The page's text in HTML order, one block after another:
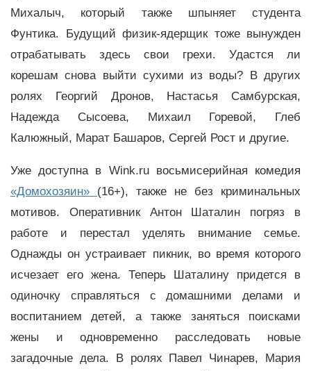
Михалыч, который также шпыняет студента
Фунтика. Будущий физик-ядерщик тоже вынужден
отрабатывать здесь свои грехи. Удастся ли
корешам снова выйти сухими из воды? В других
ролях Георгий Дронов, Настасья Самбурская,
Надежда Сысоева, Михаил Горевой, Глеб
Калюжный, Марат Башаров, Сергей Рост и другие.
Уже доступна в Wink.ru восьмисерийная комедия
«Домохозяин» (16+), также не без криминальных
мотивов. Оперативник Антон Шаталин погряз в
работе и перестал уделять внимание семье.
Однажды он устраивает пикник, во время которого
исчезает его жена. Теперь Шаталину придется в
одиночку справляться с домашними делами и
воспитанием детей, а также заняться поисками
жены и одновременно расследовать новые
загадочные дела. В ролях Павел Чинарев, Мария